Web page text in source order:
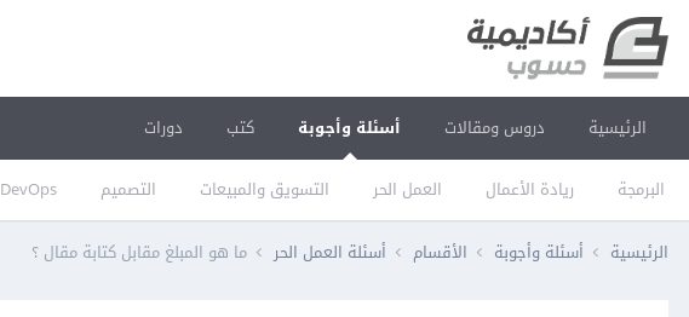
الرئيسية دروس ومقالات أسئلة وأجوبة
البرمجة ريادة الأعمال العمل الحر التسويق والمبيعات التصميم DevOps
كتب دورات
الرئيسية أسئلة وأجوبة الأقسام أسئلة العمل الحر ما هو المبلغ مقابل كتابة مقال ؟